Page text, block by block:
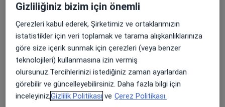
Bebek Takibi ve Aşılar
Büyüme Hormonu Testi
Büyüme Takibi
Endokrin (Hormon) Testi
Ergen Hastalıkları
Gizliliğiniz bizim için önemli
Çerezleri kabul ederek, Şirketimiz ve ortaklarımızın
istatistikler için veri toplamak ve tarama alışkanlıklarınıza
göre size içerik sunmak için çerezleri (veya benzer
teknolojileri) kullanmasına izin vermiş
olursunuz.Tercihlerinizi istediğiniz zaman ayarlardan
görebilir ve güncelleyebilirsiniz. Daha fazla bilgi için
inceleyiniz,Gizlilik Politikası ve Çerez Politikası.